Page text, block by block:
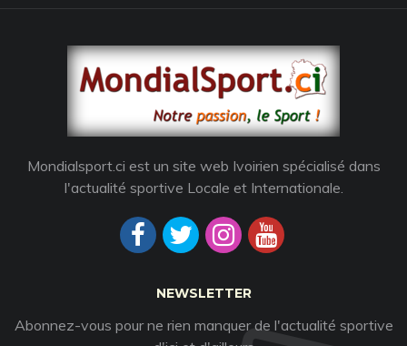
Mondialsport.ci est un site web Ivoirien spécialisé dans
l'actualité sportive Locale et Internationale.
NEWSLETTER
Abonnez-vous pour ne rien manquer de l'actualité sportive